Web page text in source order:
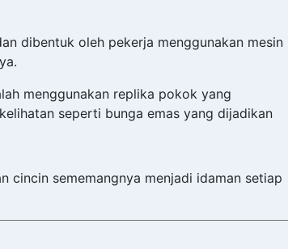
dibentuk oleh pekerja menggunakan mesin
menggunakan replika pokok yang
seperti bunga emas yang dijadikan
cincin sememangnya menjadi idaman setiap